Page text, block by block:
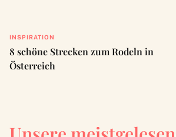
INSPIRATION
8 schöne Strecken zum Rodeln in
Österreich